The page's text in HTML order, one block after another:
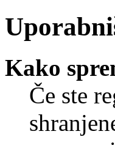
Kako
Če ste